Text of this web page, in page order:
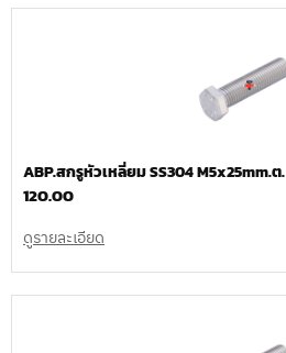
ABP.สกรูหัวเหลี่ยม SS304 M5x25mm.ต.
120.00
ดูรายละเอียด